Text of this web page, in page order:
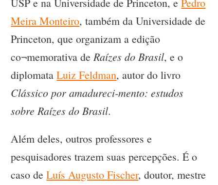
USP e na Universidade de Princeton, ePedro
Meira Monteiro, também da Universidade de
Princeton, que organizam a edição
co¬memorativa deRaízes do Brasil, e o
diplomataLuiz Feldman, autor do livro
Clássico por amadureci-mento: estudos
sobre Raízes do Brasil.
Além deles, outros professores e
pesquisadores trazem suas percepções. É o
caso deLuís Augusto Fischer, doutor, mestre